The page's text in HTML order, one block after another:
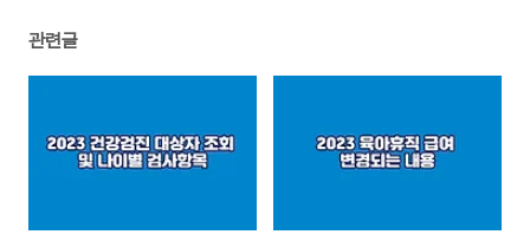
관련글